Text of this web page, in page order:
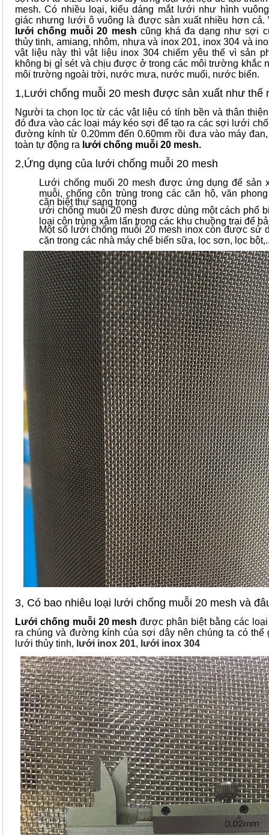
mesh. Có nhiều loại, kiểu dáng mắt lưới như hình
giác nhưng lưới ô vuông là được sản xuất nhiều hơn cả.
lưới chống muỗi 20 mesh cũng khá đa dạng như sợi
thủy tinh, amiang, nhôm, nhựa và inox 201, inox 304 và
vật liệu này thì vật liệu inox 304 chiếm yêu thế vì sản
không bị gỉ sét và chịu được ở trong các môi trường khắc
môi trường ngoài trời, nước mưa, nước muối, nước biển.
1,Lưới chống muỗi 20 mesh được sản xuất như thế
Người ta chọn lọc từ các vật liệu có tính bền và thân
đó đưa vào các loại máy kéo sợi để tạo ra các sợi lưới
đường kính từ 0.20mm đến 0.60mm rồi đưa vào máy
toàn tự động ra lưới chống muỗi 20 mesh.
2,Ứng dụng của lưới chống muỗi 20 mesh
Lưới chống muối 20 mesh được ứng dụng để sản
muỗi, chống côn trùng trong các căn hộ, văn
căn biệt thự sang trọng
ưới chống muỗi 20 mesh được dùng một cách phổ
loại côn trùng xâm lấn trong các khu chuồng trại để
Một số lưới chống muỗi 20 mesh inox còn được sử
cặn trong các nhà máy chế biến sữa, lọc sơn, lọc
3, Có bao nhiêu loại lưới chống muỗi 20 mesh và
Lưới chống muỗi 20 mesh được phân biệt bằng các
ra chúng và đường kính của sợi dây nên chúng ta có
lưới thủy tinh, lưới inox 201, lưới inox 304